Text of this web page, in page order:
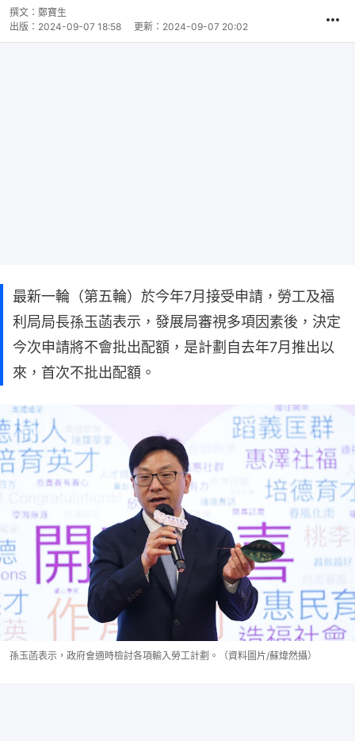
撰文： 鄭寶生
出版： 2024-09-07 18:58 更新： 2024-09-07 20:02
最新一輪（第五輪）於今年7月接受申請，勞工及福
利局局長孫玉菡表示，發展局審視多項因素後，決定
今次申請將不會批出配額，是計劃自去年7月推出以
來，首次不批出配額。
孫玉菡表示，政府會適時檢討各項輸入勞工計劃。（資料圖片/蘇煒然攝）